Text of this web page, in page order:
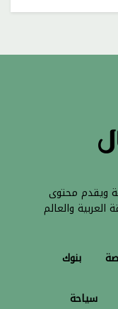
يبث على مدار 24 ساعة ويقدم محتوى
والعالم
بنوك
سياحة